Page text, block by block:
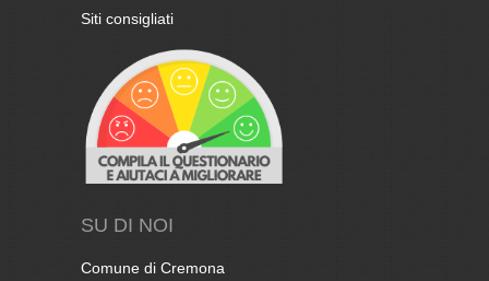
Siti consigliati
SU DI NOI
Comune di Cremona